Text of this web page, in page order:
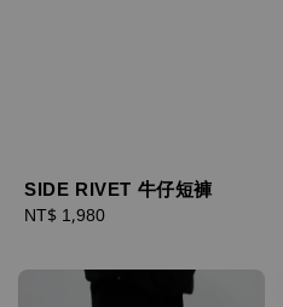
SIDE RIVET 牛仔短褲
Regular
NT$ 1,980